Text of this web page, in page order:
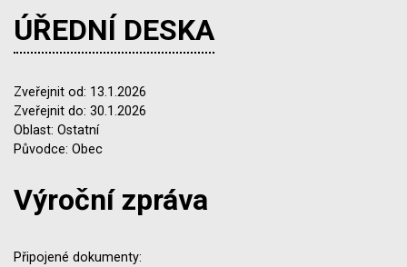
ÚŘEDNÍ DESKA
Zveřejnit od: 13.1.2026
Zveřejnit do: 30.1.2026
Oblast: Ostatní
Původce: Obec
Výroční zpráva
Připojené dokumenty: